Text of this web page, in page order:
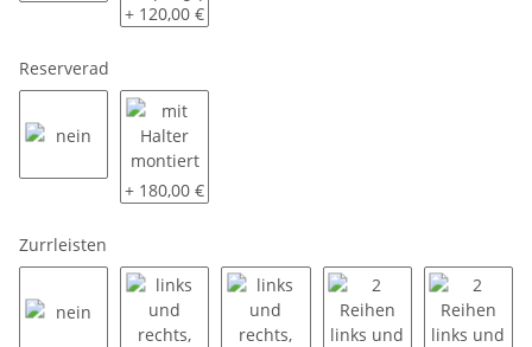
80 KM/H100 KM/H inkl. Radstoßdämpfer und COC Eintrag
+ 120,00 €
Reserverad
mit Halter montiert
+ 180,00 €
Zurrleisten